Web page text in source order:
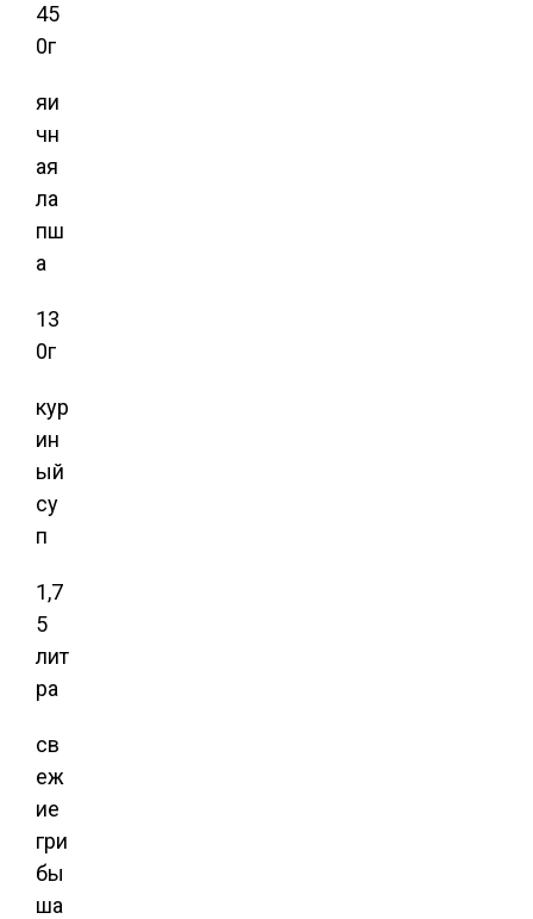
45
0г
яи
чн
ая
ла
пш
а
13
0г
кур
ин
ый
су
п
1,7
5
лит
ра
св
еж
ие
гри
бы
ша